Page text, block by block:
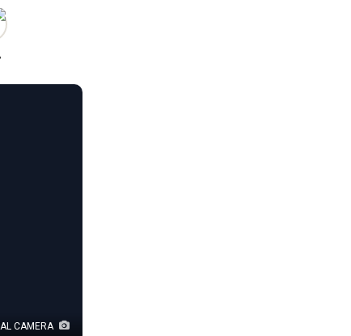
OLYMPUS DIGITAL CAMERA